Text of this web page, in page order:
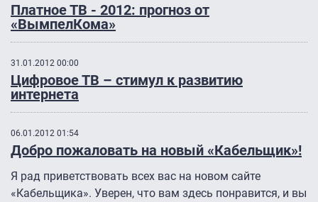
Платное ТВ - 2012: прогноз от
«ВымпелКома»
31.01.2012 00:00
Цифровое ТВ – стимул к развитию
интернета
06.01.2012 01:54
Добро пожаловать на новый «Кабельщик»!
Я рад приветствовать всех вас на новом сайте
«Кабельщика». Уверен, что вам здесь понравится, и вы